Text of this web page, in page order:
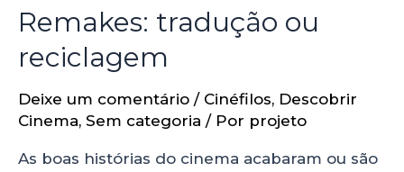
Remakes: tradução ou
reciclagem
Deixe um comentário / Cinéfilos, Descobrir
Cinema, Sem categoria / Por projeto
As boas histórias do cinema acabaram ou são